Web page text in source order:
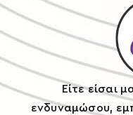
Είτε είσαι
ενδυναμώσου,